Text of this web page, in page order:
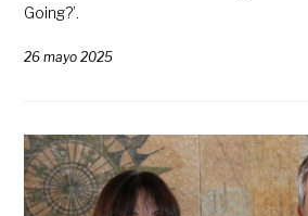
Going?’.
26 mayo 2025